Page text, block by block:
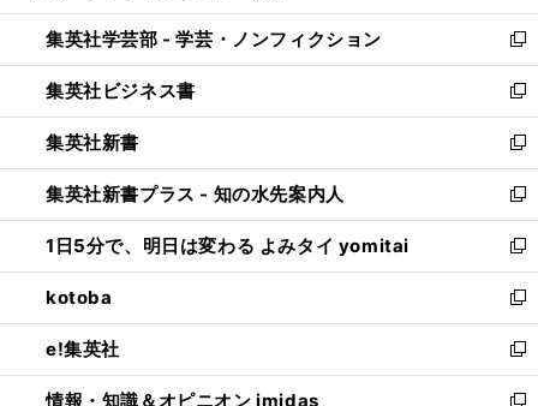
開
く
ウ
で
開
く
ン
ド
ウ
で
開
く
ウ
ィ
ン
ド
ウ
で
開
く
集英社学芸部 - 学芸・ノンフィクション
新
し
い
ウ
ィ
ン
ド
ウ
で
開
く
集英社ビジネス書
新
し
い
ウ
ィ
ン
ド
ウ
で
開
く
集英社新書
新
し
い
ウ
ィ
ン
ド
ウ
で
開
く
集英社新書プラス - 知の水先案内人
新
し
い
ウ
ィ
ン
ド
ウ
で
1日5分で、明日は変わる よみタイ yomitai
新
し
い
ウ
ィ
ン
kotoba
新
し
い
ウ
e!集英社
新
し
情報・知識＆オピニオン imidas